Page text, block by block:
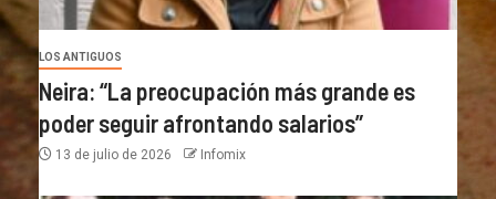
LOS ANTIGUOS
Neira: “La preocupación más grande es
poder seguir afrontando salarios”
13 de julio de 2026 Infomix